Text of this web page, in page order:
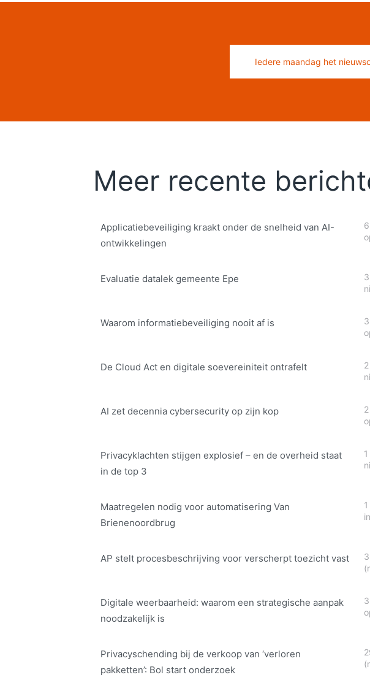
Iedere maandag het
Meer recente
Applicatiebeveiliging kraakt onder de snelheid van AI-
ontwikkelingen
Evaluatie datalek gemeente Epe
Waarom informatiebeveiliging nooit af is
De Cloud Act en digitale soe­ve­rei­ni­teit ontrafelt
AI zet decennia cybersecurity op zijn kop
Privacyklachten stijgen explosief – en de overheid staat
in de top 3
Maatregelen nodig voor automatisering Van
Brienenoordbrug
AP stelt procesbeschrijving voor verscherpt toezicht vast
Digitale weerbaarheid: waarom een strategische aanpak
noodzakelijk is
Privacyschending bij de verkoop van ‘verloren
pakketten’: Bol start onderzoek